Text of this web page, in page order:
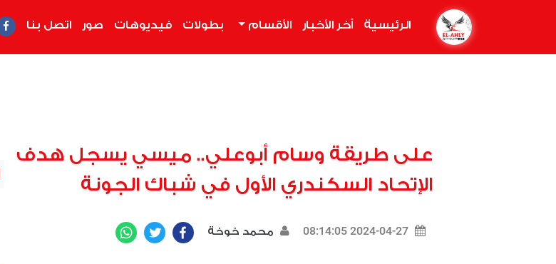
الرئيسية أخر الأخبار الأقسام بطولات فيديوهات صور اتصل بنا
على طريقة وسام أبوعلي.. ميسي يسجل هدف
الإتحاد السكندري الأول في شباك الجونة
2024-04-27 08:14:05 محمد خوخة Facebook
Twitter